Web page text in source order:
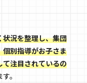
況を整理し、集団
別指導がお子さま
注目されているの
。